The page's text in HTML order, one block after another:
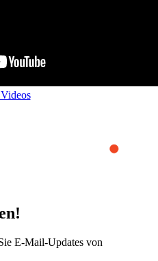
E-Mail-Updates von